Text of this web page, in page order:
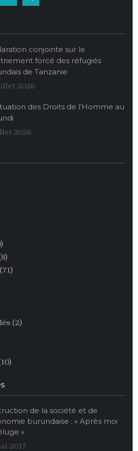
population
vide
ses
stocks
alimentaires
maïs
profit
conjointe sur le
forcé des réfugiés
de Tanzanie
2026
des Droits de l’Homme au
2026
(71)
(2)
de la société et de
burundaise : « Après moi
»
2017